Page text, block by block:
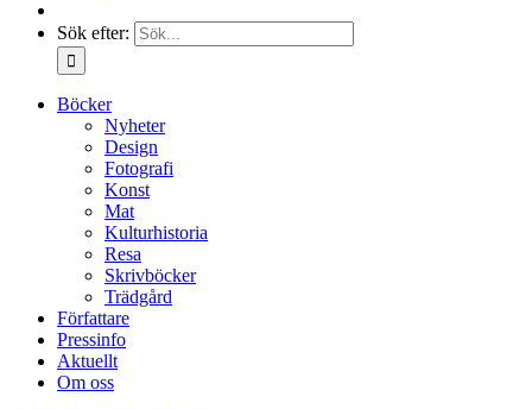
Sök efter:
Böcker
Nyheter
Design
Fotografi
Konst
Mat
Kulturhistoria
Resa
Skrivböcker
Trädgård
Författare
Pressinfo
Aktuellt
Om oss